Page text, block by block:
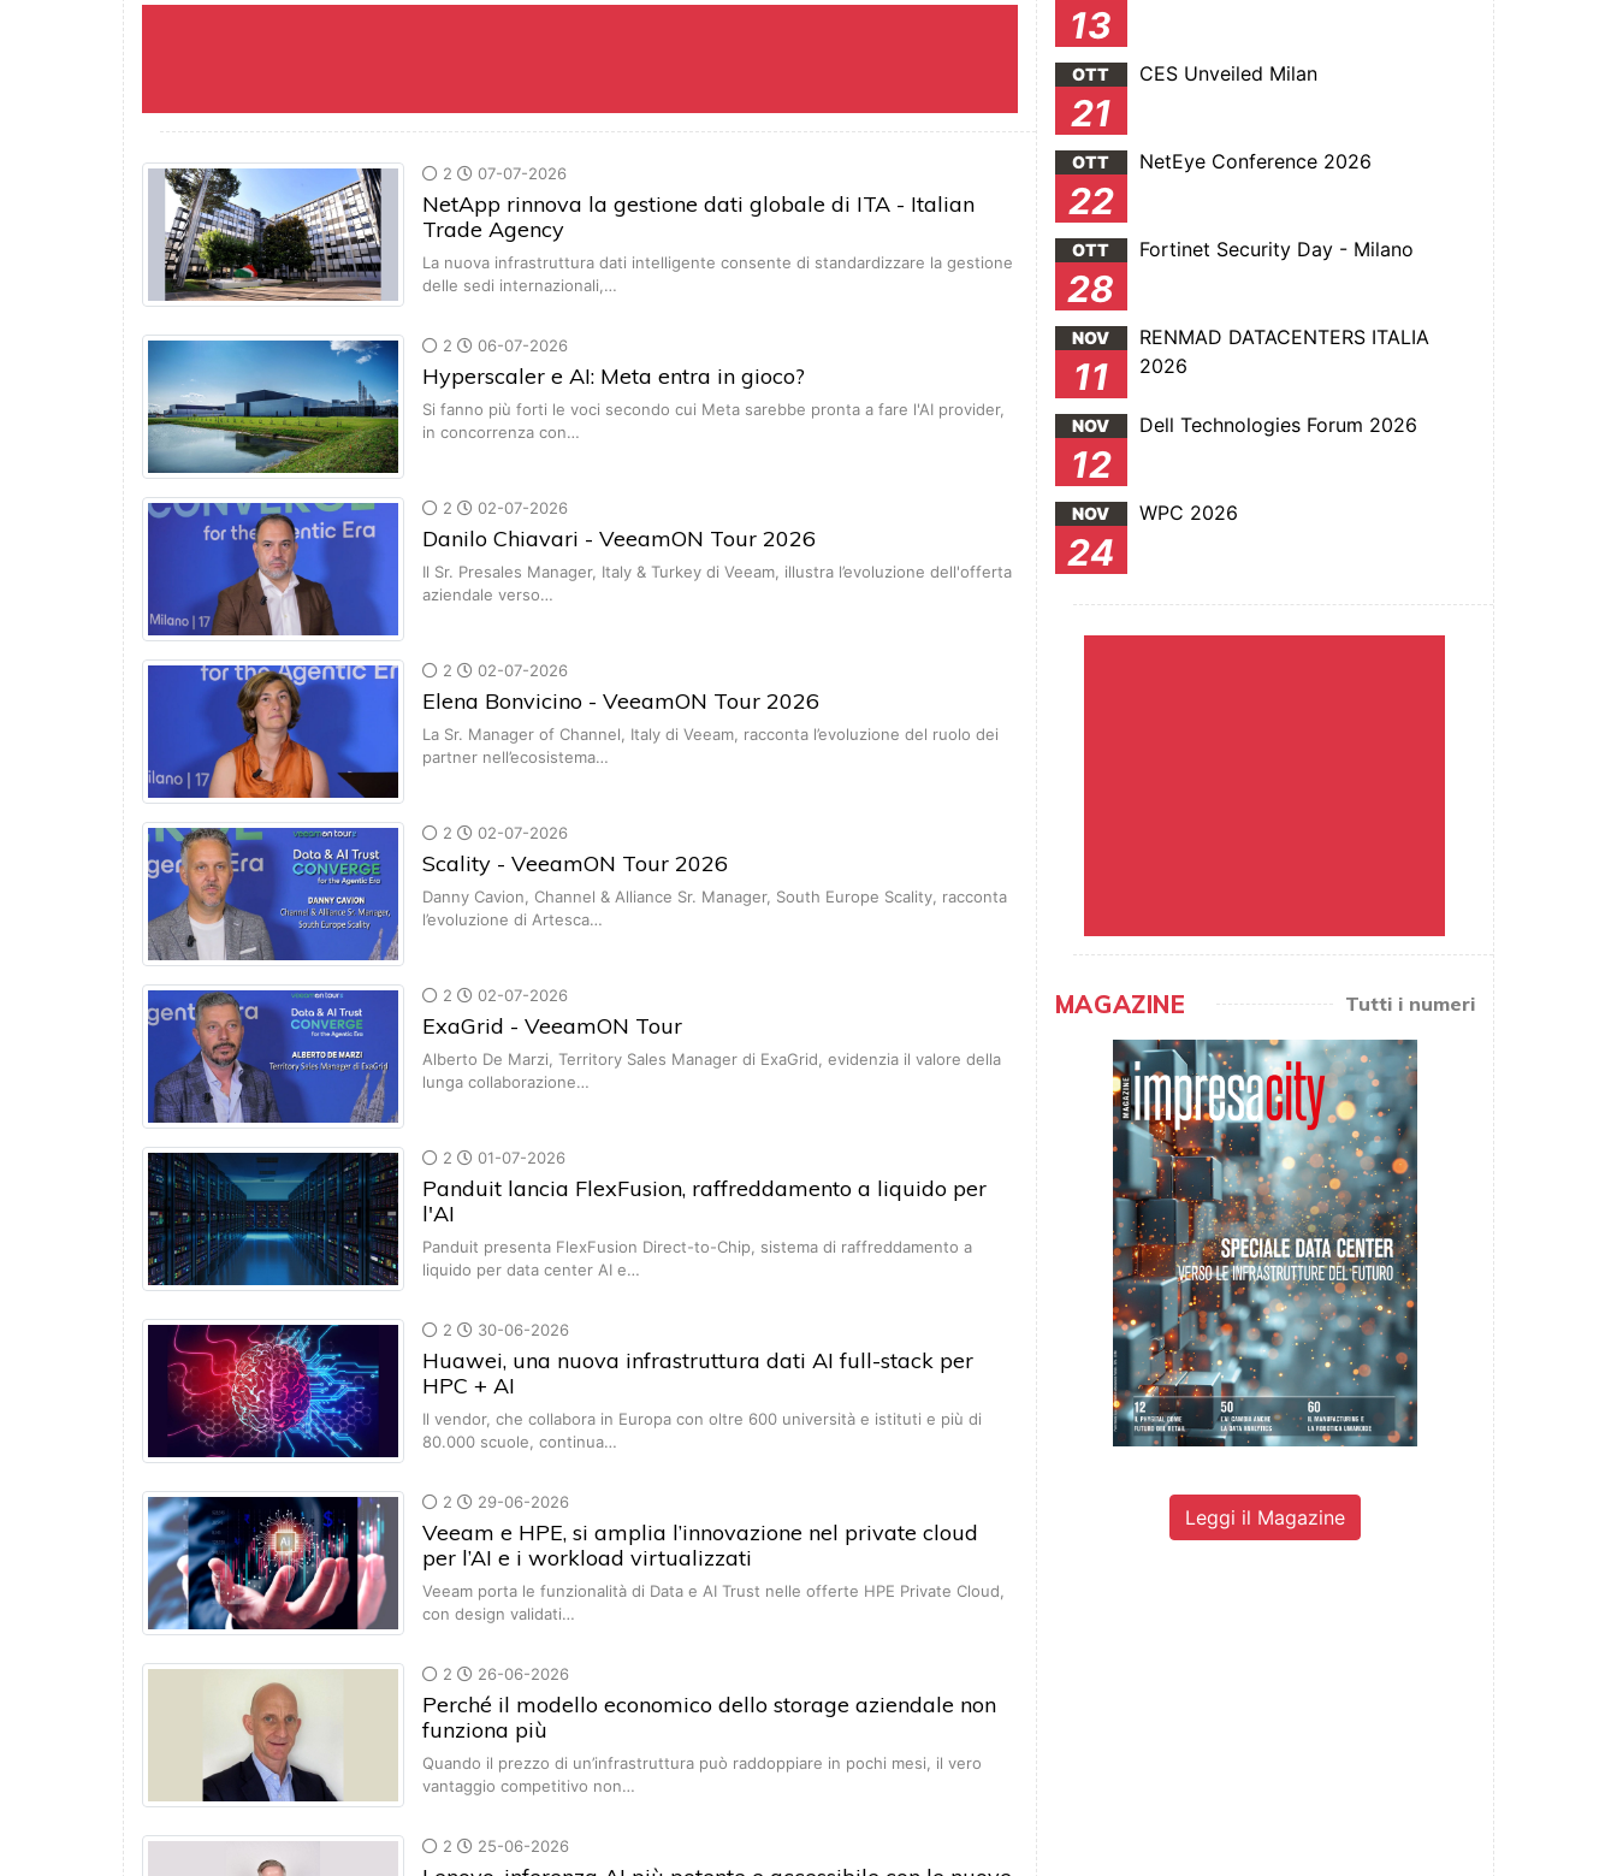
2 07-07-2026
NetApp rinnova la gestione dati globale di ITA - Italian
Trade Agency
La nuova infrastruttura dati intelligente consente di standardizzare la gestione
delle sedi internazionali,…
2 06-07-2026
Hyperscaler e AI: Meta entra in gioco?
Si fanno più forti le voci secondo cui Meta sarebbe pronta a fare l'AI provider,
in concorrenza con…
2 02-07-2026
Danilo Chiavari - VeeamON Tour 2026
Il Sr. Presales Manager, Italy & Turkey di Veeam, illustra l’evoluzione dell'offerta
aziendale verso…
2 02-07-2026
Elena Bonvicino - VeeamON Tour 2026
La Sr. Manager of Channel, Italy di Veeam, racconta l’evoluzione del ruolo dei
partner nell’ecosistema…
2 02-07-2026
Scality - VeeamON Tour 2026
Danny Cavion, Channel & Alliance Sr. Manager, South Europe Scality, racconta
l’evoluzione di Artesca…
2 02-07-2026
ExaGrid - VeeamON Tour
Alberto De Marzi, Territory Sales Manager di ExaGrid, evidenzia il valore della
lunga collaborazione…
2 01-07-2026
Panduit lancia FlexFusion, raffreddamento a liquido per
l'AI
Panduit presenta FlexFusion Direct-to-Chip, sistema di raffreddamento a
liquido per data center AI e…
2 30-06-2026
Huawei, una nuova infrastruttura dati AI full-stack per
HPC + AI
Il vendor, che collabora in Europa con oltre 600 università e istituti e più di
80.000 scuole, continua…
2 29-06-2026
Veeam e HPE, si amplia l’innovazione nel private cloud
per l’AI e i workload virtualizzati
Veeam porta le funzionalità di Data e AI Trust nelle offerte HPE Private Cloud,
con design validati…
2 26-06-2026
Perché il modello economico dello storage aziendale non
funziona più
Quando il prezzo di un’infrastruttura può raddoppiare in pochi mesi, il vero
vantaggio competitivo non…
2 25-06-2026
13
OTT
21
CES Unveiled Milan
OTT
22
NetEye Conference 2026
OTT
28
Fortinet Security Day - Milano
NOV
11
RENMAD DATACENTERS ITALIA
2026
NOV
12
Dell Technologies Forum 2026
NOV
24
WPC 2026
MAGAZINE Tutti i numeri
Leggi il Magazine